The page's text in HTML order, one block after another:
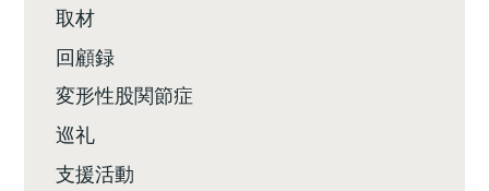
取材
回顧録
変形性股関節症
巡礼
支援活動